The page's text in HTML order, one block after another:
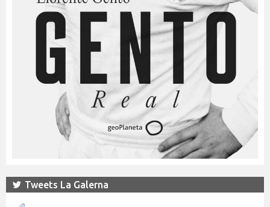
Tweets La Galerna